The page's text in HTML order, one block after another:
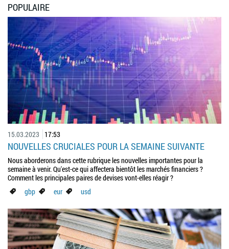
POPULAIRE
15.03.2023 17:53
NOUVELLES CRUCIALES POUR LA SEMAINE SUIVANTE
Nous aborderons dans cette rubrique les nouvelles importantes pour la
semaine à venir. Qu'est-ce qui affectera bientôt les marchés financiers ?
Comment les principales paires de devises vont-elles réagir ?
gbp
eur usd